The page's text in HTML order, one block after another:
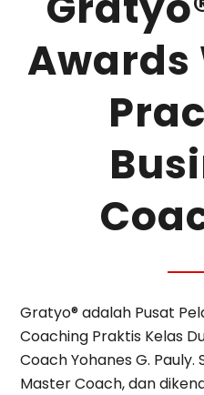
Awards
Gratyo® adalah Pusat
Coaching Praktis Kelas
Coach Yohanes G. Pauly.
Master Coach, dan